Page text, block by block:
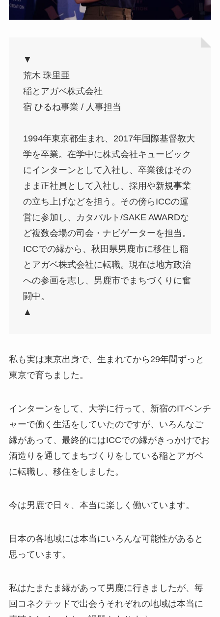
▼
荒木 珠里亜
稲とアガベ株式会社
宿 ひるね事業 / 人事担当
1994年東京都生まれ、2017年国際基督教大
学を卒業。在学中に株式会社キュービック
にインターンとして入社し、卒業後はその
まま正社員として入社し、採用や新規事業
の立ち上げなどを担う。その傍らICCの運
営に参加し、カタパルト/SAKE AWARDな
ど複数会場の司会・ナビゲーターを担当。
ICCでの縁から、秋田県男鹿市に移住し稲
とアガベ株式会社に転職。現在は地方政治
への参画を志し、男鹿市でまちづくりに奮
闘中。
▲
私も実は東京出身で、生まれてから29年間ずっと
東京で育ちました。
インターンをして、大学に行って、新宿のITベンチ
ャーで働く生活をしていたのですが、いろんなご
縁があって、最終的にはICCでの縁がきっかけでお
酒造りを通してまちづくりをしている稲とアガベ
に転職し、移住をしました。
今は男鹿で日々、本当に楽しく働いています。
日本の各地域には本当にいろんな可能性があると
思っています。
私はたまたま縁があって男鹿に行きましたが、毎
回コネクテッドで出会うそれぞれの地域は本当に